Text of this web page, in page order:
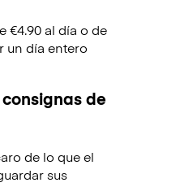
€4.90 al día o de
un día entero
de
de lo que el
sus